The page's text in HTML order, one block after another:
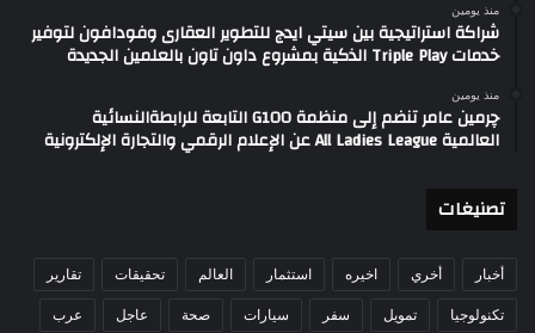
منذ يومين
شراكة استراتيجية بين سيتي ايدج للتطوير العقارى وفودافون لتوفير
خدمات Triple Play الذكية بمشروع داون تاون بالعلمين الجديدة
منذ يومين
چرمين عامر تنضم إلى منظمة G100 التابعة للرابطةالنسائية
العالمية All Ladies League عن الإعلام الرقمي والتجارة الإلكترونية
تصنيغات
أخبار أخري اخيره استثمار العالم تحقيقات تقارير
تكنولوجيا تمويل سفر سيارات صحة عاجل عرب